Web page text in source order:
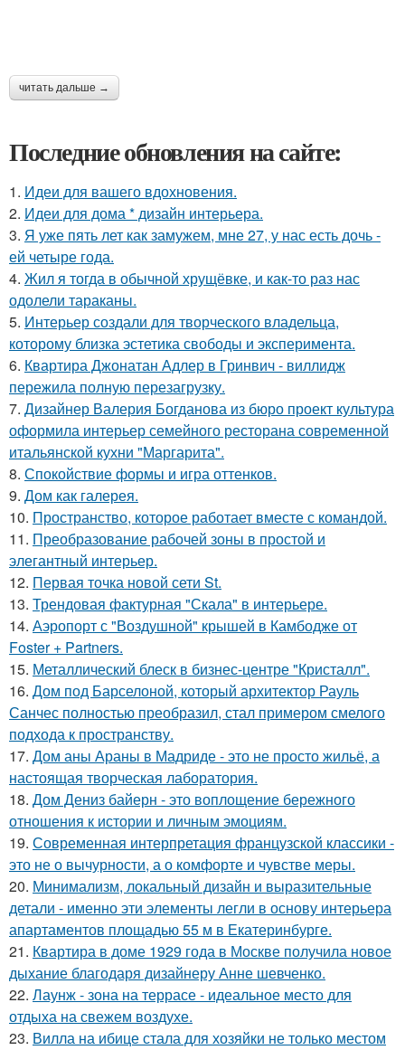
читать дальше →
Последние обновления на сайте:
1. Идеи для вашего вдохновения.
2. Идеи для дома * дизайн интерьера.
3. Я уже пять лет как замужем, мне 27, у нас есть дочь -
ей четыре года.
4. Жил я тогда в обычной хрущёвке, и как-то раз нас
одолели тараканы.
5. Интерьер создали для творческого владельца,
которому близка эстетика свободы и эксперимента.
6. Квартира Джонатан Адлер в Гринвич - виллидж
пережила полную перезагрузку.
7. Дизайнер Валерия Богданова из бюро проект культура
оформила интерьер семейного ресторана современной
итальянской кухни "Маргарита".
8. Спокойствие формы и игра оттенков.
9. Дом как галерея.
10. Пространство, которое работает вместе с командой.
11. Преобразование рабочей зоны в простой и
элегантный интерьер.
12. Первая точка новой сети St.
13. Трендовая фактурная "Скала" в интерьере.
14. Аэропорт с "Воздушной" крышей в Камбодже от
Foster + Partners.
15. Металлический блеск в бизнес-центре "Кристалл".
16. Дом под Барселоной, который архитектор Рауль
Санчес полностью преобразил, стал примером смелого
подхода к пространству.
17. Дом аны Араны в Мадриде - это не просто жильё, а
настоящая творческая лаборатория.
18. Дом Дениз байерн - это воплощение бережного
отношения к истории и личным эмоциям.
19. Современная интерпретация французской классики -
это не о вычурности, а о комфорте и чувстве меры.
20. Минимализм, локальный дизайн и выразительные
детали - именно эти элементы легли в основу интерьера
апартаментов площадью 55 м в Екатеринбурге.
21. Квартира в доме 1929 года в Москве получила новое
дыхание благодаря дизайнеру Анне шевченко.
22. Лаунж - зона на террасе - идеальное место для
отдыха на свежем воздухе.
23. Вилла на ибице стала для хозяйки не только местом